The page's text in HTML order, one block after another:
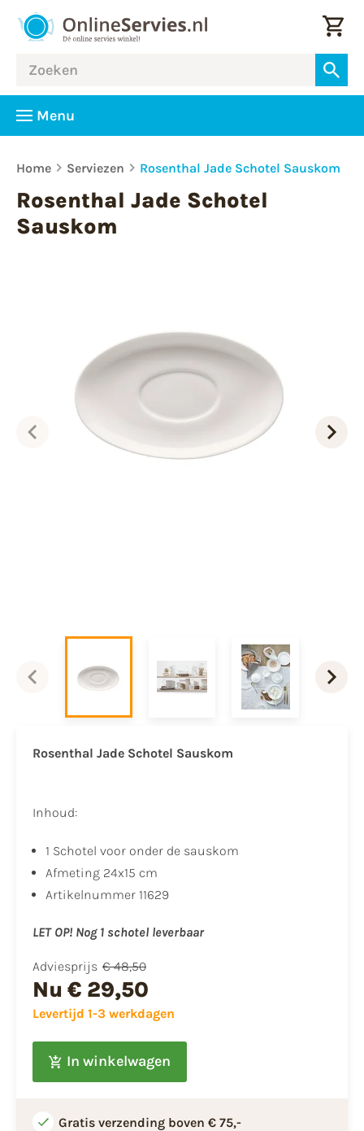
Menu
Home Serviezen Rosenthal Jade Schotel Sauskom
Rosenthal Jade Schotel
Sauskom
Rosenthal Jade Schotel Sauskom
Inhoud:
1 Schotel voor onder de sauskom
Afmeting 24x15 cm
Artikelnummer 11629
LET OP! Nog 1 schotel leverbaar
Adviesprijs € 48,50
Nu € 29,50
Levertijd 1-3 werkdagen
In winkelwagen
Gratis verzending boven € 75,-